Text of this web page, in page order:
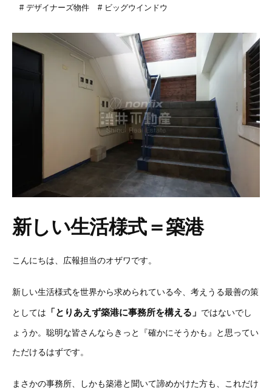
デザイナーズ物件
ビッグウインドウ
新しい生活様式＝築港
こんにちは、広報担当のオザワです。
新しい生活様式を世界から求められている今、考えうる最善の策
としては 「とりあえず築港に事務所を構える」 ではないでし
ょうか。聡明な皆さんならきっと『確かにそうかも』と思ってい
ただけるはずです。
まさかの事務所、しかも築港と聞いて諦めかけた方も、これだけ